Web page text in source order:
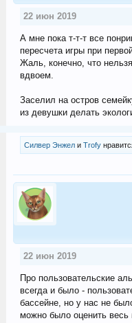
22 июн 2019
А мне пока т-т-т все
пересчета игры при
Жаль, конечно, что
вдвоем.
Заселил на остров
из девушки делать
Силвер Энжели Trofy
22 июн 2019
Про пользовательские
всегда и было -
бассейне, но у нас не
можно было оценить